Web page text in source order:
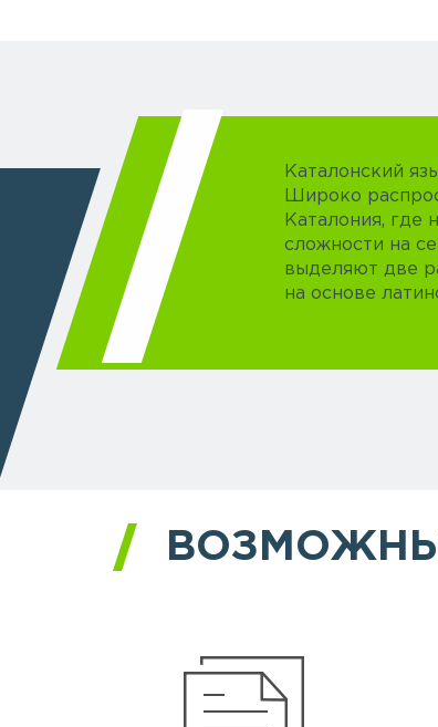
Каталонский
Широко
Каталония, где
сложности на
выделяют две
на основе